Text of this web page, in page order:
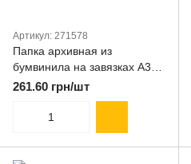
Артикул: 271578
Папка архивная из
бумвинила на завязках А3
15см
261.60 грн/шт